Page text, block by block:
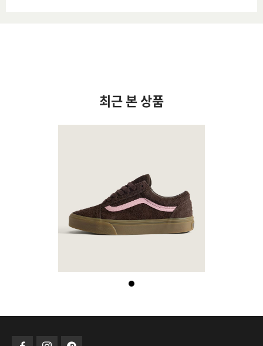
최근 본 상품